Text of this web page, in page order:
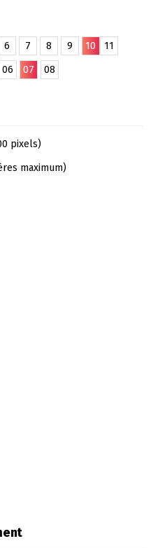
6 7 8 9 10
11
06 07 08
pixels)
maximum)